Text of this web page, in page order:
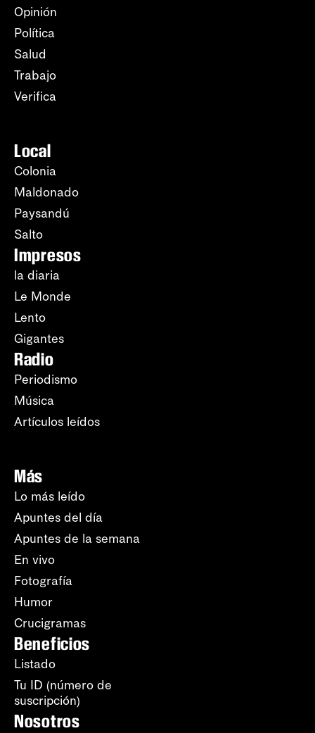
Opinión
Política
Salud
Trabajo
Verifica
Local
Colonia
Maldonado
Paysandú
Salto
Impresos
la diaria
Le Monde
Lento
Gigantes
Radio
Periodismo
Música
Artículos leídos
Más
Lo más leído
Apuntes del día
Apuntes de la semana
En vivo
Fotografía
Humor
Crucigramas
Beneficios
Listado
Tu ID (número de
suscripción)
Nosotros